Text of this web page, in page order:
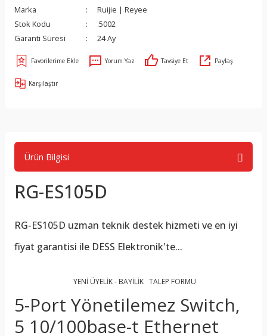
Marka
Ruijie | Reyee
Stok Kodu
.5002
Garanti Süresi
24 Ay
Yorum Yaz Tavsiye Et Paylaş
Karşılaştır
Ürün Bilgisi
RG-ES105D
RG-ES105D uzman teknik destek hizmeti ve en iyi
fiyat garantisi ile DESS Elektronik'te...
YENİ ÜYELİK - BAYİLİK TALEP FORMU
5-Port Yönetilemez Switch,
5 10/100base-t Ethernet